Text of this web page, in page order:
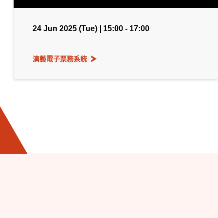
24 Jun 2025 (Tue) | 15:00 - 17:00
演藝電子票務系統